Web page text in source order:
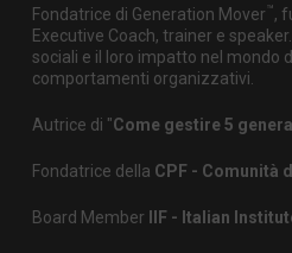
Fondatrice di Generation Mover™,
Executive Coach, trainer e
sociali e il loro impatto nel mondo
comportamenti organizzativi.
Autrice di "Come gestire 5
Fondatrice della CPF - Comunità
Board Member IIF - Italian